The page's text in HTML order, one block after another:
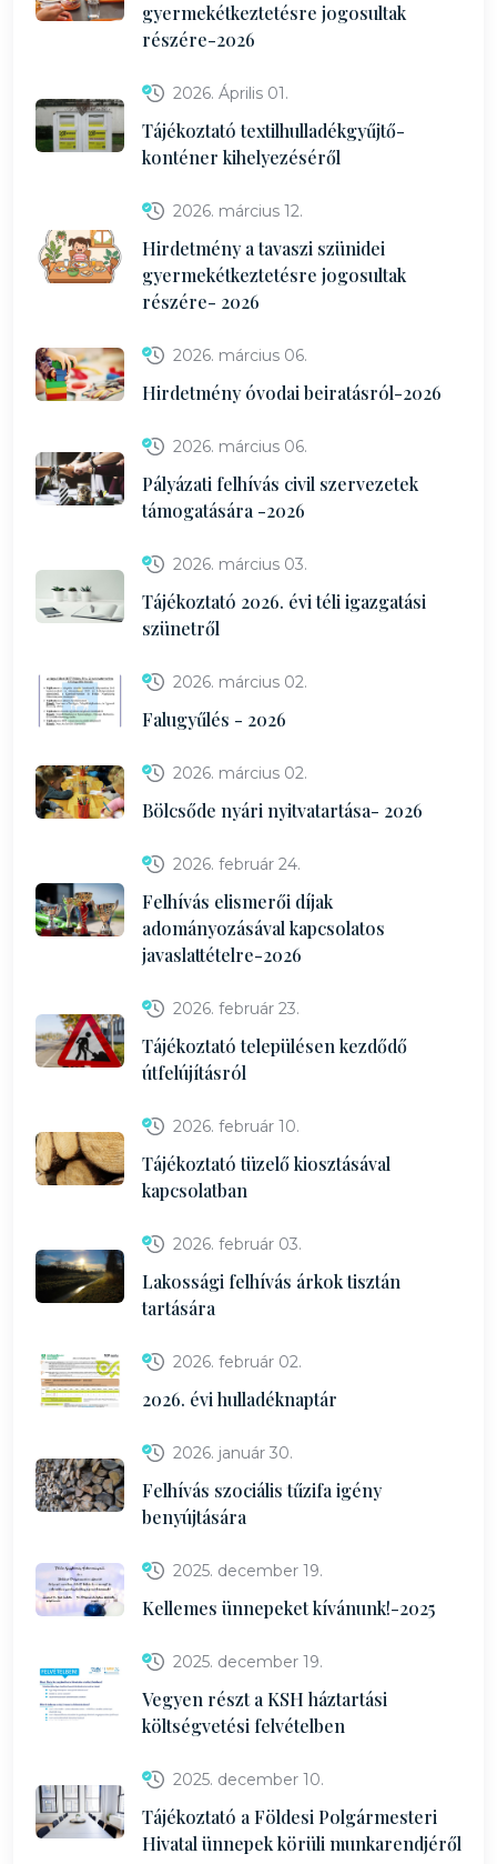
gyermekétkeztetésre jogosultak
részére-2026
2026. Április 01.
Tájékoztató textilhulladékgyűjtő-
konténer kihelyezéséről
2026. március 12.
Hirdetmény a tavaszi szünidei
gyermekétkeztetésre jogosultak
részére- 2026
2026. március 06.
Hirdetmény óvodai beiratásról-2026
2026. március 06.
Pályázati felhívás civil szervezetek
támogatására -2026
2026. március 03.
Tájékoztató 2026. évi téli igazgatási
szünetről
2026. március 02.
Falugyűlés - 2026
2026. március 02.
Bölcsőde nyári nyitvatartása- 2026
2026. február 24.
Felhívás elismerői díjak
adományozásával kapcsolatos
javaslattételre-2026
2026. február 23.
Tájékoztató településen kezdődő
útfelújításról
2026. február 10.
Tájékoztató tüzelő kiosztásával
kapcsolatban
2026. február 03.
Lakossági felhívás árkok tisztán
tartására
2026. február 02.
2026. évi hulladéknaptár
2026. január 30.
Felhívás szociális tűzifa igény
benyújtására
2025. december 19.
Kellemes ünnepeket kívánunk!-2025
2025. december 19.
Vegyen részt a KSH háztartási
költségvetési felvételben
2025. december 10.
Tájékoztató a Földesi Polgármesteri
Hivatal ünnepek körüli munkarendjéről